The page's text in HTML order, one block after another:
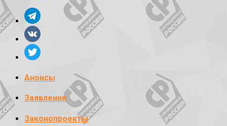
Анонсы
Заявления
Законопроекты